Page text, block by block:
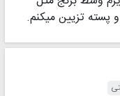
پسته تزیین میکنم.